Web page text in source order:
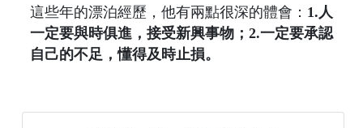
這些年的漂泊經歷，他有兩點很深的體會： 1.人
一定要與時俱進，接受新興事物；2.一定要承認
自己的不足，懂得及時止損。